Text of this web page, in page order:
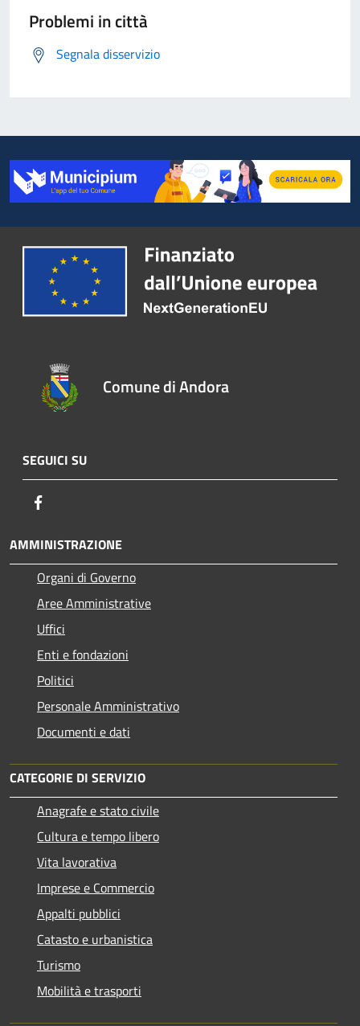
Problemi in città
Segnala disservizio
Comune di Andora
SEGUICI SU
AMMINISTRAZIONE
Organi di Governo
Aree Amministrative
Uffici
Enti e fondazioni
Politici
Personale Amministrativo
Documenti e dati
CATEGORIE DI SERVIZIO
Anagrafe e stato civile
Cultura e tempo libero
Vita lavorativa
Imprese e Commercio
Appalti pubblici
Catasto e urbanistica
Turismo
Mobilità e trasporti